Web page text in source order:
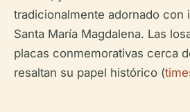
tradicionalmente adornado con
Santa María Magdalena. Las
placas conmemorativas cerca
resaltan su papel histórico (